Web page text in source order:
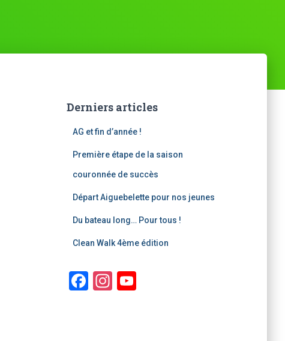
Derniers articles
AG et fin d’année !
Première étape de la saison
couronnée de succès
Départ Aiguebelette pour nos jeunes
Du bateau long… Pour tous !
Clean Walk 4ème édition
F
In Y